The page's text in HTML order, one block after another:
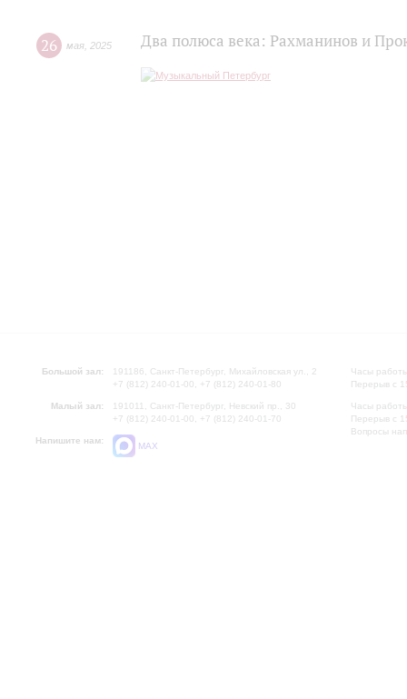
26 мая 2025 Два полюса века: Рахманинов и
Большой зал:
191186, Санкт-Петербург, Михайловская ул., 2
+7 (812) 240-01-00, +7 (812) 240-01-80
Малый зал:
191011, Санкт-Петербург, Невский пр., 30
+7 (812) 240-01-00, +7 (812) 240-01-70
Напишите нам:
MAX
Часы
Перерыв с
Часы
Перерыв с
Вопросы